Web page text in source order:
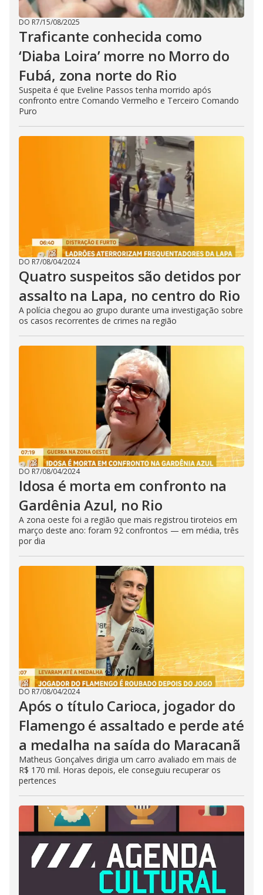
DO R7/15/08/2025
Traficante conhecida como
‘Diaba Loira’ morre no Morro do
Fubá, zona norte do Rio
Suspeita é que Eveline Passos tenha morrido após
confronto entre Comando Vermelho e Terceiro Comando
Puro
DO R7/08/04/2024
Quatro suspeitos são detidos por
assalto na Lapa, no centro do Rio
A polícia chegou ao grupo durante uma investigação sobre
os casos recorrentes de crimes na região
DO R7/08/04/2024
Idosa é morta em confronto na
Gardênia Azul, no Rio
A zona oeste foi a região que mais registrou tiroteios em
março deste ano: foram 92 confrontos — em média, três
por dia
DO R7/08/04/2024
Após o título Carioca, jogador do
Flamengo é assaltado e perde até
a medalha na saída do Maracanã
Matheus Gonçalves dirigia um carro avaliado em mais de
R$ 170 mil. Horas depois, ele conseguiu recuperar os
pertences